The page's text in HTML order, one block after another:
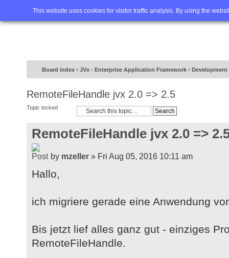
This website uses cookies for visitor traffic analysis. By using the
Home FAQ Advanced
Board index ‹ JVx - Enterprise Application Framework ‹ Development
RemoteFileHandle jvx 2.0 => 2.5
Topic locked
RemoteFileHandle jvx 2.0 =>
by mzeller » Fri Aug 05, 2016 10:11 am
Hallo,
ich migriere gerade eine Anwendung
Bis jetzt lief alles ganz gut - einziges
RemoteFileHandle.